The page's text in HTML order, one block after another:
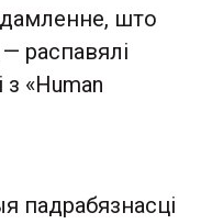
што
распавялі
з «Human
падрабязнасці